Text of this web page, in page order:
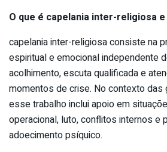
O que é capelania inter-religiosa
capelania inter-religiosa consiste na
espiritual e emocional independente
acolhimento, escuta qualificada e
momentos de crise. No contexto das
esse trabalho inclui apoio em
operacional, luto, conflitos internos e
adoecimento psíquico.